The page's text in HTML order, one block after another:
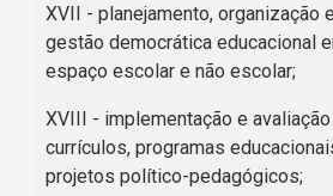
XVII - planejamento, organização e
gestão democrática educacional
espaço escolar e não escolar;
XVIII - implementação e
currículos, programas
projetos político-pedagógicos;